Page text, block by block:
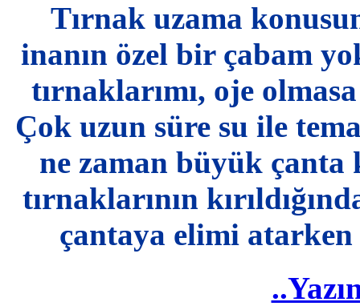
Tırnak uzama
inanın özel bir çabam
tırnaklarımı, oje
Çok uzun süre su ile
ne zaman büyük çanta
tırnaklarının
çantaya elimi